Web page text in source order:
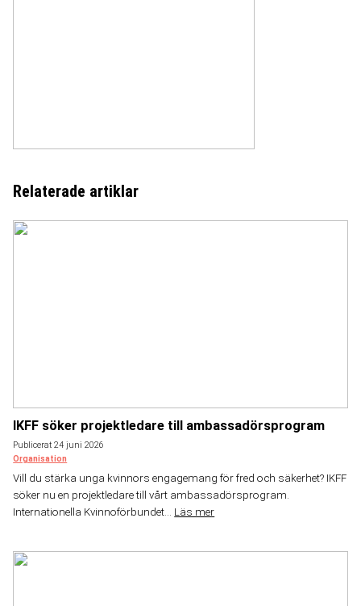
Relaterade artiklar
IKFF söker projektledare till ambassadörsprogram
Publicerat 24 juni 2026
Organisation
Vill du stärka unga kvinnors engagemang för fred och säkerhet? IKFF
söker nu en projektledare till vårt ambassadörsprogram.
Internationella Kvinnoförbundet... Läs mer